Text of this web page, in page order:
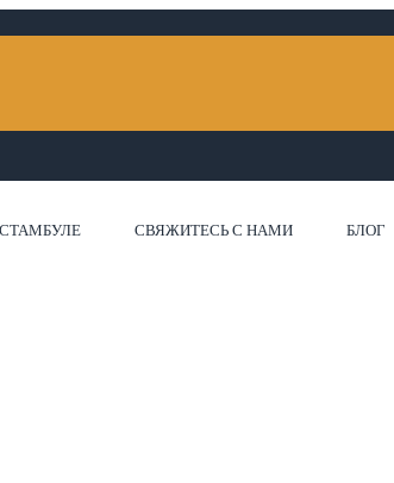
СВЯЖИТЕСЬ С НАМИ БЛОГ